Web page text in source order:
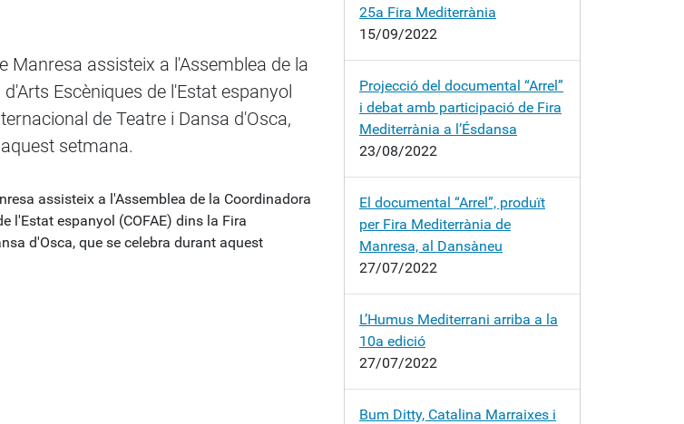
Manresa assisteix a l'Assemblea de la
Escèniques de l'Estat espanyol
de Teatre i Dansa d'Osca,
setmana.
assisteix a l'Assemblea de la Coordinadora
l'Estat espanyol (COFAE) dins la Fira
d'Osca, que se celebra durant aquest
25a Fira Mediterrània
15/09/2022
Projecció del documental “Arrel”
i debat amb participació de Fira
Mediterrània a l’Ésdansa
23/08/2022
El documental “Arrel”, produït
per Fira Mediterrània de
Manresa, al Dansàneu
27/07/2022
L’Humus Mediterrani arriba a la
10a edició
27/07/2022
Bum Ditty, Catalina Marraixes i